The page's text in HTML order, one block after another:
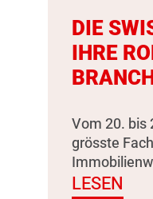
DIE
IHRE
Vom 20. bis
grösste
LESEN